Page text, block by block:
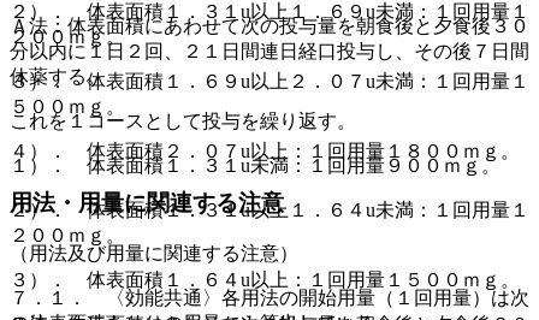
２）． 体表面積１．３１u以上１．６９u未満：１回用量１
２００ｍｇ。
３）． 体表面積１．６９u以上２．０７u未満：１回用量１
５００ｍｇ。
４）． 体表面積２．０７u以上：１回用量１８００ｍｇ。
用法・用量に関連する注意
（用法及び用量に関連する注意）
７．１． 〈効能共通〉各用法の開始用量（１回用量）は次
Ａ法：体表面積にあわせて次の投与量を朝食後と夕食後３０
分以内に１日２回、２１日間連日経口投与し、その後７日間
休薬する。
これを１コースとして投与を繰り返す。
１）． 体表面積１．３１u未満：１回用量９００ｍｇ。
２）． 体表面積１．３１u以上１．６４u未満：１回用量１
２００ｍｇ。
３）． 体表面積１．６４u以上：１回用量１５００ｍｇ。